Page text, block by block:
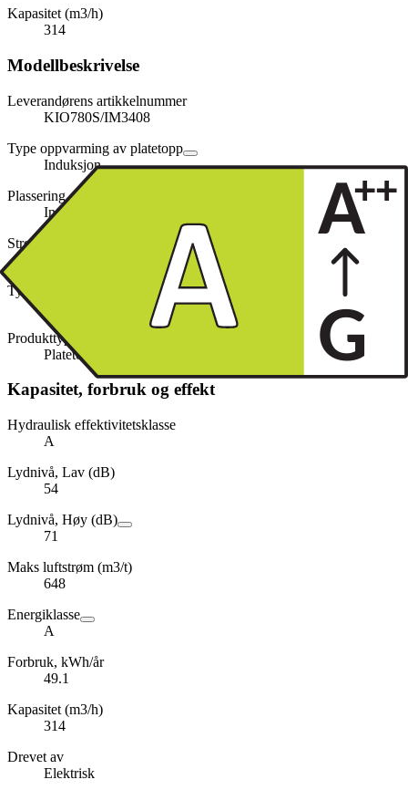
Kapasitet (m3/h)
314
Modellbeskrivelse
Leverandørens artikkelnummer
KIO780S/IM3408
Type oppvarming av platetopp
Induksjon
Plassering
Integrert
Strekkode (EAN)
Type ventilator
Produkttype
Platetopp med integrert ventilasjon
Kapasitet, forbruk og effekt
Hydraulisk effektivitetsklasse
A
Lydnivå, Lav (dB)
54
Lydnivå, Høy (dB)
71
Maks luftstrøm (m3/t)
648
Energiklasse
A
Forbruk, kWh/år
49.1
Kapasitet (m3/h)
314
Drevet av
Elektrisk